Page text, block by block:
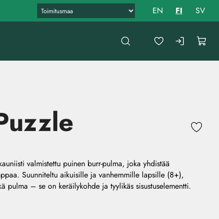
EN FI SV
valmistettu puinen burr-pulma, joka yhdistää
Suunniteltu aikuisille ja vanhemmille lapsille (8+),
pulma – se on keräilykohde ja tyylikäs sisustuselementti.